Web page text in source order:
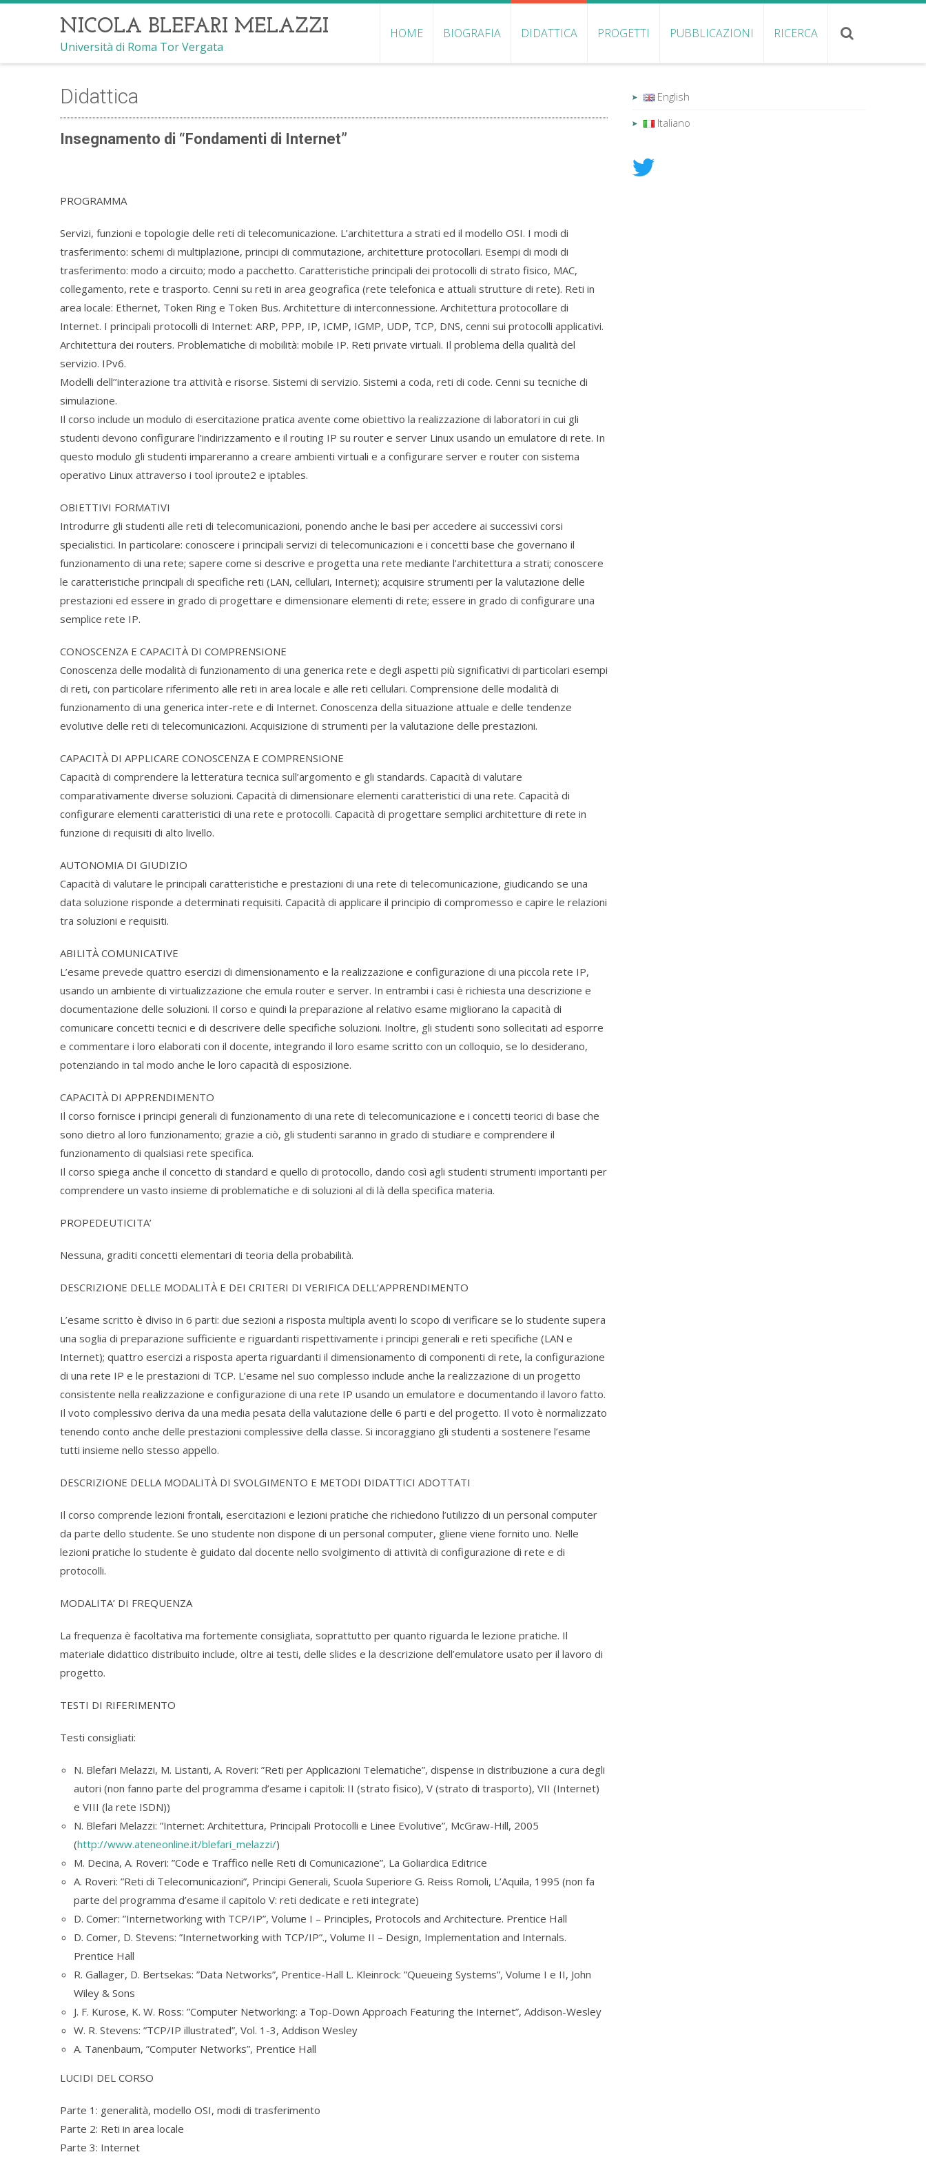
NICOLA BLEFARI MELAZZI
Università di Roma Tor Vergata
HOME BIOGRAFIA DIDATTICA PROGETTI PUBBLICAZIONI RICERCA
Didattica
Insegnamento di “Fondamenti di Internet”
PROGRAMMA
Servizi, funzioni e topologie delle reti di telecomunicazione. L’architettura a strati ed il modello OSI. I modi di
trasferimento: schemi di multiplazione, principi di commutazione, architetture protocollari. Esempi di modi di
trasferimento: modo a circuito; modo a pacchetto. Caratteristiche principali dei protocolli di strato fisico, MAC,
collegamento, rete e trasporto. Cenni su reti in area geografica (rete telefonica e attuali strutture di rete). Reti in
area locale: Ethernet, Token Ring e Token Bus. Architetture di interconnessione. Architettura protocollare di
Internet. I principali protocolli di Internet: ARP, PPP, IP, ICMP, IGMP, UDP, TCP, DNS, cenni sui protocolli applicativi.
Architettura dei routers. Problematiche di mobilità: mobile IP. Reti private virtuali. Il problema della qualità del
servizio. IPv6.
Modelli dell’’interazione tra attività e risorse. Sistemi di servizio. Sistemi a coda, reti di code. Cenni su tecniche di
simulazione.
Il corso include un modulo di esercitazione pratica avente come obiettivo la realizzazione di laboratori in cui gli
studenti devono configurare l’indirizzamento e il routing IP su router e server Linux usando un emulatore di rete. In
questo modulo gli studenti impareranno a creare ambienti virtuali e a configurare server e router con sistema
operativo Linux attraverso i tool iproute2 e iptables.
OBIETTIVI FORMATIVI
Introdurre gli studenti alle reti di telecomunicazioni, ponendo anche le basi per accedere ai successivi corsi
specialistici. In particolare: conoscere i principali servizi di telecomunicazioni e i concetti base che governano il
funzionamento di una rete; sapere come si descrive e progetta una rete mediante l’architettura a strati; conoscere
le caratteristiche principali di specifiche reti (LAN, cellulari, Internet); acquisire strumenti per la valutazione delle
prestazioni ed essere in grado di progettare e dimensionare elementi di rete; essere in grado di configurare una
semplice rete IP.
CONOSCENZA E CAPACITÀ DI COMPRENSIONE
Conoscenza delle modalità di funzionamento di una generica rete e degli aspetti più significativi di particolari esempi
di reti, con particolare riferimento alle reti in area locale e alle reti cellulari. Comprensione delle modalità di
funzionamento di una generica inter-rete e di Internet. Conoscenza della situazione attuale e delle tendenze
evolutive delle reti di telecomunicazioni. Acquisizione di strumenti per la valutazione delle prestazioni.
CAPACITÀ DI APPLICARE CONOSCENZA E COMPRENSIONE
Capacità di comprendere la letteratura tecnica sull’argomento e gli standards. Capacità di valutare
comparativamente diverse soluzioni. Capacità di dimensionare elementi caratteristici di una rete. Capacità di
configurare elementi caratteristici di una rete e protocolli. Capacità di progettare semplici architetture di rete in
funzione di requisiti di alto livello.
AUTONOMIA DI GIUDIZIO
Capacità di valutare le principali caratteristiche e prestazioni di una rete di telecomunicazione, giudicando se una
data soluzione risponde a determinati requisiti. Capacità di applicare il principio di compromesso e capire le relazioni
tra soluzioni e requisiti.
ABILITÀ COMUNICATIVE
L’esame prevede quattro esercizi di dimensionamento e la realizzazione e configurazione di una piccola rete IP,
usando un ambiente di virtualizzazione che emula router e server. In entrambi i casi è richiesta una descrizione e
documentazione delle soluzioni. Il corso e quindi la preparazione al relativo esame migliorano la capacità di
comunicare concetti tecnici e di descrivere delle specifiche soluzioni. Inoltre, gli studenti sono sollecitati ad esporre
e commentare i loro elaborati con il docente, integrando il loro esame scritto con un colloquio, se lo desiderano,
potenziando in tal modo anche le loro capacità di esposizione.
CAPACITÀ DI APPRENDIMENTO
Il corso fornisce i principi generali di funzionamento di una rete di telecomunicazione e i concetti teorici di base che
sono dietro al loro funzionamento; grazie a ciò, gli studenti saranno in grado di studiare e comprendere il
funzionamento di qualsiasi rete specifica.
Il corso spiega anche il concetto di standard e quello di protocollo, dando così agli studenti strumenti importanti per
comprendere un vasto insieme di problematiche e di soluzioni al di là della specifica materia.
PROPEDEUTICITA’
Nessuna, graditi concetti elementari di teoria della probabilità.
DESCRIZIONE DELLE MODALITÀ E DEI CRITERI DI VERIFICA DELL’APPRENDIMENTO
L’esame scritto è diviso in 6 parti: due sezioni a risposta multipla aventi lo scopo di verificare se lo studente supera
una soglia di preparazione sufficiente e riguardanti rispettivamente i principi generali e reti specifiche (LAN e
Internet); quattro esercizi a risposta aperta riguardanti il dimensionamento di componenti di rete, la configurazione
di una rete IP e le prestazioni di TCP. L’esame nel suo complesso include anche la realizzazione di un progetto
consistente nella realizzazione e configurazione di una rete IP usando un emulatore e documentando il lavoro fatto.
Il voto complessivo deriva da una media pesata della valutazione delle 6 parti e del progetto. Il voto è normalizzato
tenendo conto anche delle prestazioni complessive della classe. Si incoraggiano gli studenti a sostenere l’esame
tutti insieme nello stesso appello.
DESCRIZIONE DELLA MODALITÀ DI SVOLGIMENTO E METODI DIDATTICI ADOTTATI
Il corso comprende lezioni frontali, esercitazioni e lezioni pratiche che richiedono l’utilizzo di un personal computer
da parte dello studente. Se uno studente non dispone di un personal computer, gliene viene fornito uno. Nelle
lezioni pratiche lo studente è guidato dal docente nello svolgimento di attività di configurazione di rete e di
protocolli.
MODALITA’ DI FREQUENZA
La frequenza è facoltativa ma fortemente consigliata, soprattutto per quanto riguarda le lezione pratiche. Il
materiale didattico distribuito include, oltre ai testi, delle slides e la descrizione dell’emulatore usato per il lavoro di
progetto.
TESTI DI RIFERIMENTO
Testi consigliati:
N. Blefari Melazzi, M. Listanti, A. Roveri: ”Reti per Applicazioni Telematiche”, dispense in distribuzione a cura degli
autori (non fanno parte del programma d’esame i capitoli: II (strato fisico), V (strato di trasporto), VII (Internet)
e VIII (la rete ISDN))
N. Blefari Melazzi: ”Internet: Architettura, Principali Protocolli e Linee Evolutive”, McGraw-Hill, 2005
(http://www.ateneonline.it/blefari_melazzi/)
M. Decina, A. Roveri: ”Code e Traffico nelle Reti di Comunicazione”, La Goliardica Editrice
A. Roveri: ”Reti di Telecomunicazioni”, Principi Generali, Scuola Superiore G. Reiss Romoli, L’Aquila, 1995 (non fa
parte del programma d’esame il capitolo V: reti dedicate e reti integrate)
D. Comer: ”Internetworking with TCP/IP”, Volume I – Principles, Protocols and Architecture. Prentice Hall
D. Comer, D. Stevens: ”Internetworking with TCP/IP”., Volume II – Design, Implementation and Internals.
Prentice Hall
R. Gallager, D. Bertsekas: ”Data Networks”, Prentice-Hall L. Kleinrock: ”Queueing Systems”, Volume I e II, John
Wiley & Sons
J. F. Kurose, K. W. Ross: ”Computer Networking: a Top-Down Approach Featuring the Internet”, Addison-Wesley
W. R. Stevens: ”TCP/IP illustrated”, Vol. 1-3, Addison Wesley
A. Tanenbaum, ”Computer Networks”, Prentice Hall
LUCIDI DEL CORSO
Parte 1: generalità, modello OSI, modi di trasferimento
Parte 2: Reti in area locale
Parte 3: Internet
English
Italiano